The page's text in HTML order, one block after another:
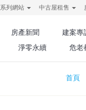
系列網站 中古屋租售
房產新聞 建案專
淨零永續 危老
首頁